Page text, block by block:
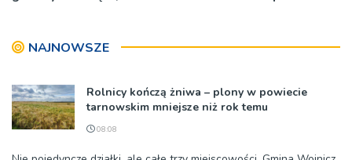
NAJNOWSZE
Rolnicy kończą żniwa – plony w powiecie
tarnowskim mniejsze niż rok temu
08:08